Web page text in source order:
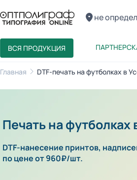
не
ВСЯ ПРОДУКЦИЯ
Главная DTF-печать на футболках в
Печать на
DTF-нанесение принтов,
по цене от 960₽/шт.